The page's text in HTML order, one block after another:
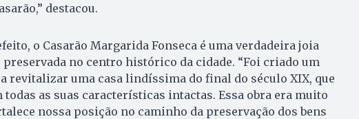
destacou.
o Casarão Margarida Fonseca é uma verdadeira joia
no centro histórico da cidade. “Foi criado um
revitalizar uma casa lindíssima do final do século XIX, que
todas as suas características intactas. Essa obra era muito
nossa posição no caminho da preservação dos bens